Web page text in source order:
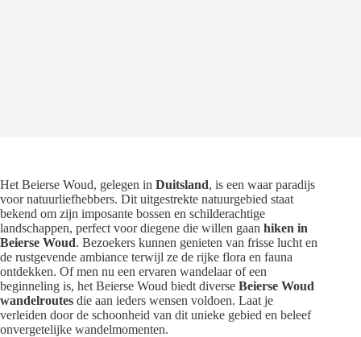
Het Beierse Woud, gelegen in Duitsland, is een waar paradijs
voor natuurliefhebbers. Dit uitgestrekte natuurgebied staat
bekend om zijn imposante bossen en schilderachtige
landschappen, perfect voor diegene die willen gaan hiken in
Beierse Woud. Bezoekers kunnen genieten van frisse lucht en
de rustgevende ambiance terwijl ze de rijke flora en fauna
ontdekken. Of men nu een ervaren wandelaar of een
beginneling is, het Beierse Woud biedt diverse Beierse Woud
wandelroutes die aan ieders wensen voldoen. Laat je
verleiden door de schoonheid van dit unieke gebied en beleef
onvergetelijke wandelmomenten.